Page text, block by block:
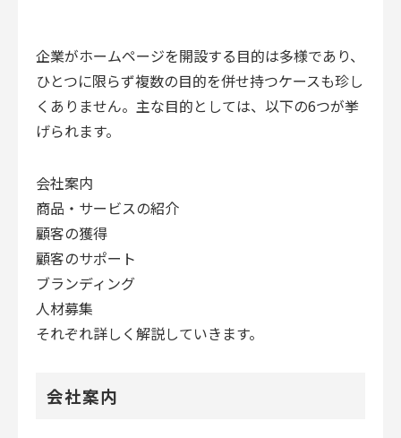
企業がホームページを開設する目的は多様であり、
ひとつに限らず複数の目的を併せ持つケースも珍し
くありません。主な目的としては、以下の6つが挙
げられます。
会社案内
商品・サービスの紹介
顧客の獲得
顧客のサポート
ブランディング
人材募集
それぞれ詳しく解説していきます。
会社案内